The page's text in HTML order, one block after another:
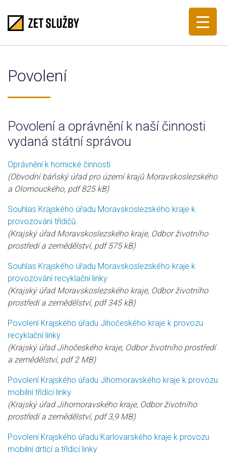
Povolení
Povolení a oprávnění k naší činnosti
vydaná státní správou
Oprávnění k hornické činnosti
(Obvodní báňský úřad pro území krajů Moravskoslezského
a Olomouckého, pdf 825 kB)
Souhlas Krajského úřadu Moravskoslezského kraje k
provozování třídičů
(Krajský úřad Moravskoslezského kraje, Odbor životního
prostředí a zemědělství, pdf 575 kB)
Souhlas Krajského úřadu Moravskoslezského kraje k
provozování recyklační linky
(Krajský úřad Moravskoslezského kraje, Odbor životního
prostředí a zemědělství, pdf 345 kB)
Povolení Krajského úřadu Jihočeského kraje k provozu
recyklační linky
(Krajský úřad Jihočeského kraje, Odbor životního prostředí
a zemědělství, pdf 2 MB)
Povolení Krajského úřadu Jihomoravského kraje k provozu
mobilní třídící linky
(Krajský úřad Jihomoravského kraje, Odbor životního
prostředí a zemědělství, pdf 3,9 MB)
Povolení Krajského úřadu Karlovarského kraje k provozu
mobilní drtící a třídící linky